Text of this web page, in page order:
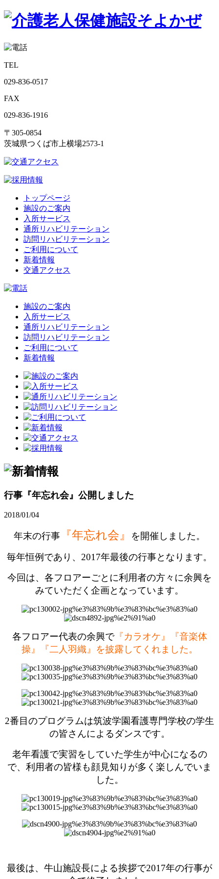
TEL
029-836-0517
FAX
029-836-1916
〒305-0854
茨城県つくば市上横場2573-1
トップページ
施設のご案内
入所サービス
通所リハビリテーション
訪問リハビリテーション
ご利用について
新着情報
交通アクセス
施設のご案内
入所サービス
通所リハビリテーション
訪問リハビリテーション
ご利用について
新着情報
行事『年忘れ会』公開しました
2018/01/04
年末の行事 『年忘れ会』 を開催しました。
毎年恒例であり、2017年最後の行事となります。
今回は、各フロアーごとに利用者の方々に余興を
みていただく企画となっています。
各フロアー代表の余興で『カラオケ』『音楽体
操』『二人羽織』を披露してくれました。
2番目のプログラムは筑波学園看護専門学校の学生
の皆さんによるダンスです。
老年看護で実習をしていた学生が中心になるの
で、利用者の皆様も顔見知りが多く 楽しんでいま
した。
最後は、牛山施設長による挨拶で2017年の行事が